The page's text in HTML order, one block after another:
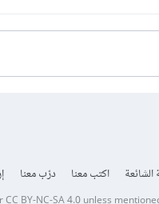
الشائعة اكتب معنا درّب معنا